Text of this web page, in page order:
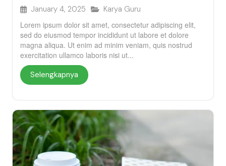
January 4, 2025
Karya Guru
Lorem ipsum dolor sit amet, consectetur adipiscing elit,
sed do eiusmod tempor incididunt ut labore et dolore
magna aliqua. Ut enim ad minim veniam, quis nostrud
exercitation ullamco laboris nisi ut...
Selengkapnya